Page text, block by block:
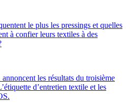
le plus les pressings et quelles
à confier leurs textiles à des
annoncent les résultats du troisième
d’entretien textile et les
.